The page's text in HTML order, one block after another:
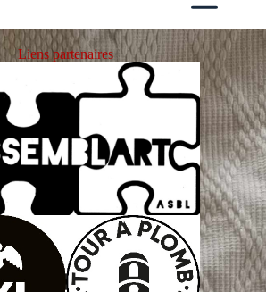
Liens partenaires